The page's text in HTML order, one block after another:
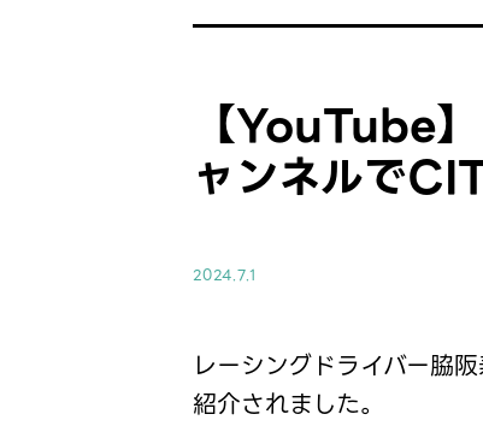
【YouTube
ャンネルで
2024.7.1
レーシングドライバー脇
紹介されました。